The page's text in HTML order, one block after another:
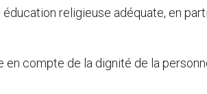
éducation religieuse adéquate, en
en compte de la dignité de la